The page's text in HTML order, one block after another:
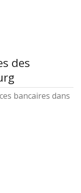
des
bancaires dans